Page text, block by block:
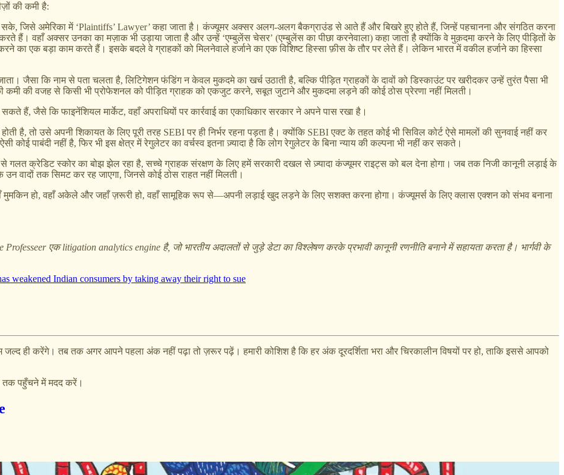
की कमी है:
सके, जिसे अमेरिका में ‘Plaintiffs’ Lawyer’ कहा जाता है। कंज्यूमर अक्सर अलग-अलग बैकग्राउंड से आते हैं और बिखरे हुए होते हैं, जिन्हें पहचानना और संगठित करना
हैं। वहाँ अक्सर उनका का मज़ाक भी उड़ाया जाता है और उन्हें ‘एम्बुलेंस चेसर’ (एम्बुलेंस का पीछा करनेवाला) कहा जाता है क्योंकि वे मुक़दमा करने के लिए पीड़ितों के
का एक बड़ा काम करते हैं। इसके बदले वे ग्राहकों को मिलनेवाले हर्जाने का एक विशिष्ट हिस्सा फ़ीस के तौर पर लेते हैं। लेकिन भारत में वकील हर्जाने का हिस्सा
जैसा कि नाम से पता चलता है, लिटिगेशन फंडिंग न केवल मुकदमे का खर्च उठाती है, बल्कि पीड़ित ग्राहकों के दावों को डिस्काउंट पर खरीदकर उन्हें तुरंत पैसा भी
की वजह से किसी भी प्रोफेशनल को पीड़ित ग्राहक को एकजुट करने, सबूत जुटाने और मुकदमा लड़ने की कोई ठोस प्रेरणा नहीं मिलती।
हैं, जैसे कि फाइनेंशियल मार्केट, वहाँ अपराधियों पर कार्रवाई का एकाधिकार सरकार ने अपने पास रखा है।
है, तो उसे अपनी शिकायत के लिए पूरी तरह SEBI पर ही निर्भर रहना पड़ता है। क्योंकि SEBI एक्ट के तहत कोई भी सिविल कोर्ट ऐसे मामलों की सुनवाई नहीं कर
पाबंदी नहीं है, फिर भी इस क्षेत्र में रेगुलेटर का वर्चस्व इतना ज़्यादा है कि लोग रेगुलेटर के बिना न्याय की कल्पना भी नहीं कर सकते।
से गलत क्रेडिट स्कोर का बोझ झेल रहा है, सच्चे ग्राहक संरक्षण के लिए हमें सरकारी दखल से ज़्यादा कंज्यूमर राइट्स को बल देना होगा। जब तक निजी कानूनी लड़ाई के
वादों तक सिमट कर रह जाएगा, जिनसे कोई ठोस राहत नहीं मिलती।
मुमकिन हो, वहाँ अकेले और जहाँ ज़रूरी हो, वहाँ सामूहिक रूप से—अपनी लड़ाई खुद लड़ने के लिए सशक्त करना होगा। कंज्यूमर्स के लिए क्लास एक्शन को संभव बनाना
एक litigation analytics engine है, जो भारतीय अदालतों से जुड़े डेटा का विश्लेषण करके प्रभावी कानूनी रणनीति बनाने में सहायता करता है। भार्गवी के
weakened Indian consumers by taking away their right to sue
जल्द ही करेंगे। तब तक अगर आपने पहला अंक नहीं पढ़ा तो ज़रूर पढ़ें। हमारी कोशिश है कि हर अंक दूरदर्शिता भरा और चिरकालीन विषयों पर हो, ताकि इससे आपको
तक पहुँचने में मदद करें।